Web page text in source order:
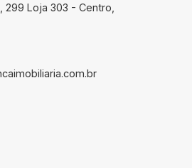
299 Loja 303 - Centro,